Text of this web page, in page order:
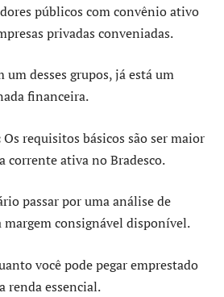
públicos com convênio ativo
privadas conveniadas.
um desses grupos, já está um
financeira.
Os requisitos básicos são ser maior
corrente ativa no Bradesco.
passar por uma análise de
consignável disponível.
você pode pegar emprestado
renda essencial.